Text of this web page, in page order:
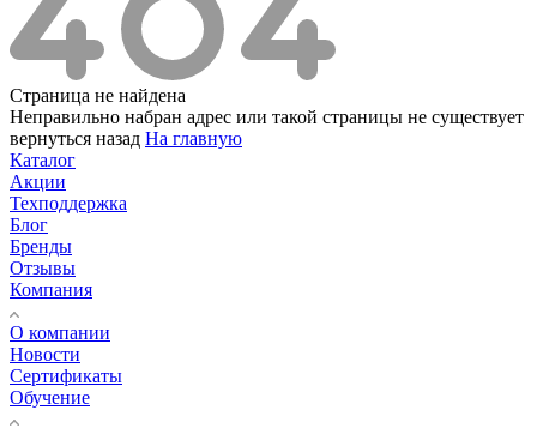
Страница не найдена
Неправильно набран адрес или такой страницы не существует
вернуться назад На главную
Каталог
Акции
Техподдержка
Блог
Бренды
Отзывы
Компания
О компании
Новости
Сертификаты
Обучение